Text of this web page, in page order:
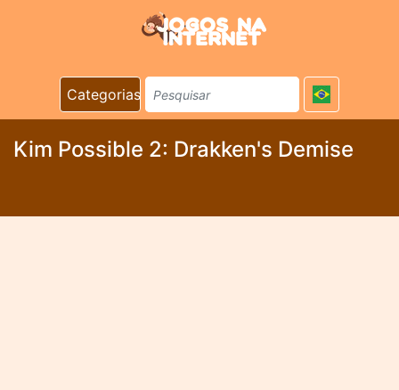
Categorias
Kim Possible 2: Drakken's Demise